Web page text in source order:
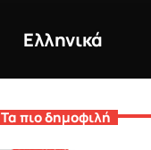
Ελληνικά
Τα πιο δημοφιλή